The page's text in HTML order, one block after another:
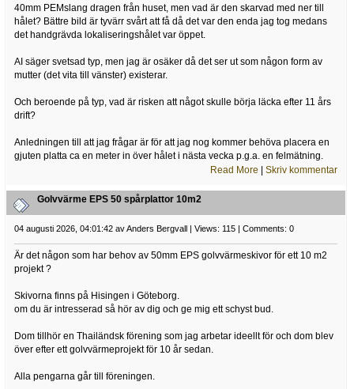
40mm PEMslang dragen från huset, men vad är den skarvad med ner till
hålet? Bättre bild är tyvärr svårt att få då det var den enda jag tog medans
det handgrävda lokaliseringshålet var öppet.
AI säger svetsad typ, men jag är osäker då det ser ut som någon form av
mutter (det vita till vänster) existerar.
Och beroende på typ, vad är risken att något skulle börja läcka efter 11 års
drift?
Anledningen till att jag frågar är för att jag nog kommer behöva placera en
gjuten platta ca en meter in över hålet i nästa vecka p.g.a. en felmätning.
Read More |Skriv kommentar
Golvvärme EPS 50 spårplattor 10m2
04 augusti 2026, 04:01:42 av Anders Bergvall | Views: 115 | Comments: 0
Är det någon som har behov av 50mm EPS golvvärmeskivor för ett 10 m2
projekt ?
Skivorna finns på Hisingen i Göteborg.
om du är intresserad så hör av dig och ge mig ett schyst bud.
Dom tillhör en Thailändsk förening som jag arbetar ideellt för och dom blev
över efter ett golvvärmeprojekt för 10 år sedan.
Alla pengarna går till föreningen.